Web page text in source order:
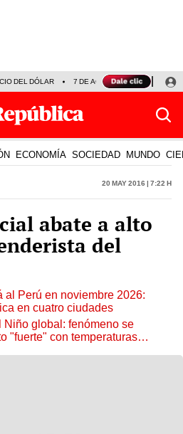
DEL DÓLAR 7 DE AGOSTO OLLANTA
ECONOMÍA SOCIEDAD MUNDO
20 May 2016 | 7:22 h
abate a alto
del
al Perú en noviembre 2026:
en cuatro ciudades
Niño global: fenómeno se
"fuerte" con temperaturas